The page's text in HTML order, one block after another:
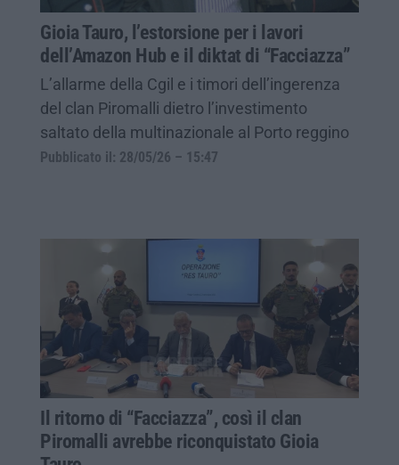
Gioia Tauro, l’estorsione per i lavori
dell’Amazon Hub e il diktat di “Facciazza”
L’allarme della Cgil e i timori dell’ingerenza
del clan Piromalli dietro l’investimento
saltato della multinazionale al Porto reggino
Pubblicato il: 28/05/26 – 15:47
Il ritorno di “Facciazza”, così il clan
Piromalli avrebbe riconquistato Gioia